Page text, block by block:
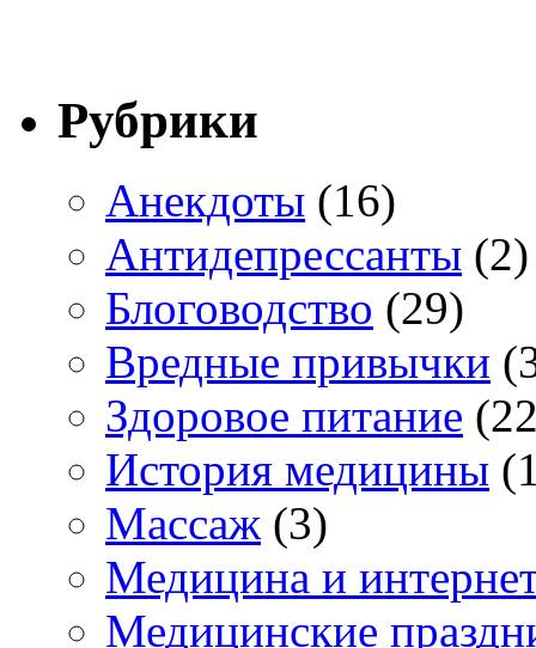
Рубрики
Анекдоты (16)
Антидепрессанты (2)
Блоговодство (29)
Вредные привычки
Здоровое питание
История медицины
Массаж (3)
Медицина и
Медицинские